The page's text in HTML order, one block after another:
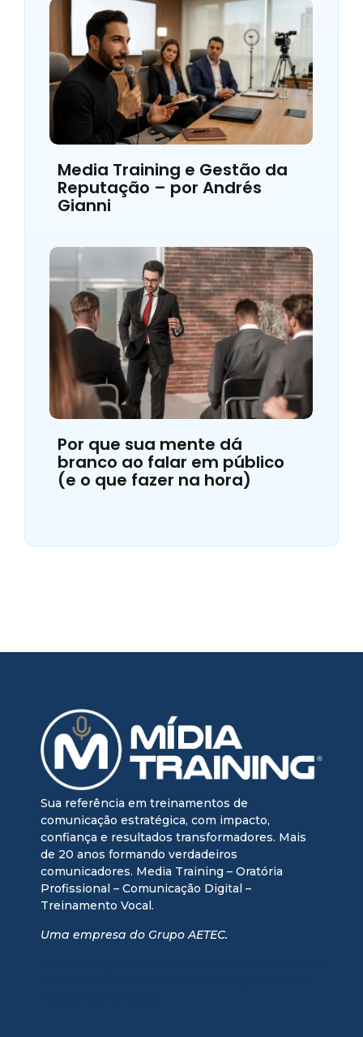
Media Training e Gestão da
Reputação – por Andrés
Gianni
Por que sua mente dá
branco ao falar em público
(e o que fazer na hora)
Sua referência em treinamentos de
comunicação estratégica, com impacto,
confiança e resultados transformadores. Mais
de 20 anos formando verdadeiros
comunicadores. Media Training – Oratória
Profissional – Comunicação Digital –
Treinamento Vocal.
Uma empresa do Grupo AETEC.